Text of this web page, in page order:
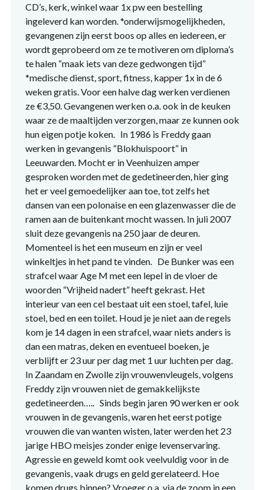
CD’s, kerk, winkel waar 1x pw een bestelling
ingeleverd kan worden. *onderwijsmogelijkheden,
gevangenen zijn eerst boos op alles en iedereen, er
wordt geprobeerd om ze te motiveren om diploma’s
te halen “maak iets van deze gedwongen tijd”
*medische dienst, sport, fitness, kapper 1x in de 6
weken gratis. Voor een halve dag werken verdienen
ze €3,50. Gevangenen werken o.a. ook in de keuken
waar ze de maaltijden verzorgen, maar ze kunnen ook
hun eigen potje koken. In 1986 is Freddy gaan
werken in gevangenis “Blokhuispoort” in
Leeuwarden. Mocht er in Veenhuizen amper
gesproken worden met de gedetineerden, hier ging
het er veel gemoedelijker aan toe, tot zelfs het
dansen van een polonaise en een glazenwasser die de
ramen aan de buitenkant mocht wassen. In juli 2007
sluit deze gevangenis na 250 jaar de deuren.
Momenteel is het een museum en zijn er veel
winkeltjes in het pand te vinden. De Bunker was een
strafcel waar Age M met een lepel in de vloer de
woorden “Vrijheid nadert” heeft gekrast. Het
interieur van een cel bestaat uit een stoel, tafel, luie
stoel, bed en een toilet. Houd je je niet aan de regels
kom je 14 dagen in een strafcel, waar niets anders is
dan een matras, deken en eventueel boeken, je
verblijft er 23 uur per dag met 1 uur luchten per dag.
In Zaandam en Zwolle zijn vrouwenvleugels, volgens
Freddy zijn vrouwen niet de gemakkelijkste
gedetineerden….. Sinds begin jaren 90 werken er ook
vrouwen in de gevangenis, waren het eerst potige
vrouwen die van wanten wisten, later werden het 23
jarige HBO meisjes zonder enige levenservaring.
Agressie en geweld komt ook veelvuldig voor in de
gevangenis, vaak drugs en geld gerelateerd. Hoe
komen drugs binnen? Vroeger o.a. via de zoom in een